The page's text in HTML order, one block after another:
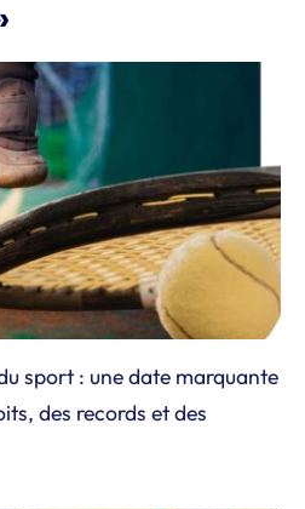
sport : une date marquante
des records et des